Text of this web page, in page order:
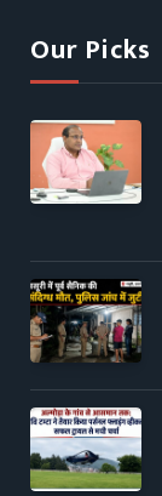
Our Picks